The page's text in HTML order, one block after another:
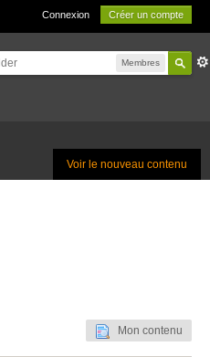
Connexion Créer un compte
Membres
Voir le nouveau contenu
Mon contenu